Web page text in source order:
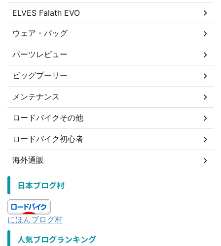
ELVES Falath EVO
ウェア・バッグ
パーツレビュー
ビッグプーリー
メンテナンス
ロードバイクその他
ロードバイク初心者
海外通販
日本ブログ村
にほんブログ村
人気ブログランキング